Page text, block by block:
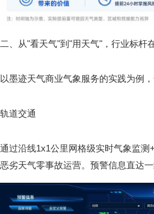
二、从"看天气"到"用天气"，行业标杆
以墨迹天气商业气象服务的实践为例
轨道交通
通过沿线1x1公里网格级实时气象监
恶劣天气零事故运营。预警信息直达